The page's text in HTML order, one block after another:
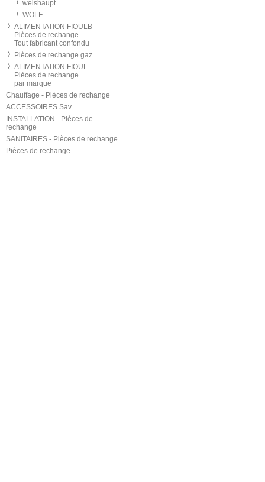
weishaupt
WOLF
ALIMENTATION FIOULB -
Pièces de rechange
Tout fabricant confondu
Pièces de rechange gaz
ALIMENTATION FIOUL -
Pièces de rechange
par marque
Chauffage - Pièces de rechange
ACCESSOIRES Sav
INSTALLATION - Pièces de
rechange
SANITAIRES - Pièces de rechange
Pièces de rechange